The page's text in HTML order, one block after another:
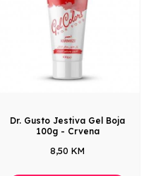
Dr. Gusto Jestiva Gel Boja
100g - Crvena
8,50 KM